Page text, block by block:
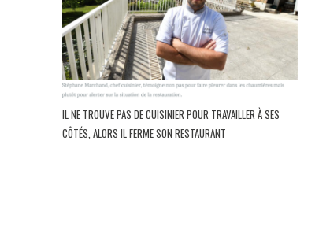
IL NE TROUVE PAS DE CUISINIER POUR TRAVAILLER À SES
CÔTÉS, ALORS IL FERME SON RESTAURANT